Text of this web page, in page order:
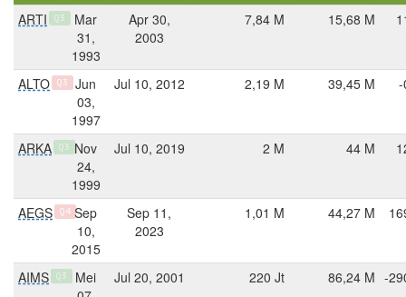
ARTI Q3
Mar
31,
1993
Apr 30,
2003
7,84 M 15,68 M
ALTO Q3
Jun
03,
1997
Jul 10, 2012 2,19 M 39,45 M -
ARKA Q3
Nov
24,
1999
Jul 10, 2019 2 M 44 M
AEGS Q4 Sep
10,
2015
Sep 11,
2023
1,01 M 44,27 M
AIMS Q3
Mei
Jul 20, 2001 220 Jt 86,24 M -